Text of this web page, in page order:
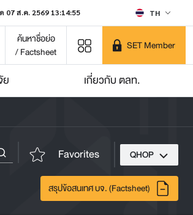
07 ส.ค. 2569 13:14:55 TH
ค้นหาชื่อย่อ
/ Factsheet
SET Member
ย เกี่ยวกับ ตลท.
Favorites QHOP
สรุปข้อสนเทศ บจ. (Factsheet)